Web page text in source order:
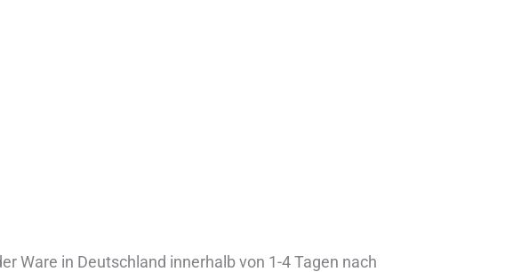
Ware in Deutschland innerhalb von 1-4 Tagen nach